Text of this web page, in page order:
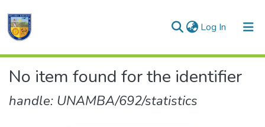
Log In (current)
Communities & Collections
No item found for the identifier
handle: UNAMBA/692/statistics